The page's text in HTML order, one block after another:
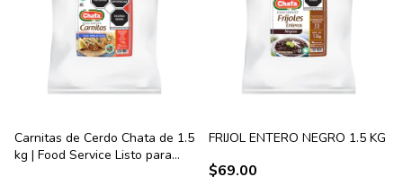
Carnitas de Cerdo Chata de 1.5
kg | Food Service Listo para
FRIJOL ENTERO NEGRO 1.5 KG
$69.00